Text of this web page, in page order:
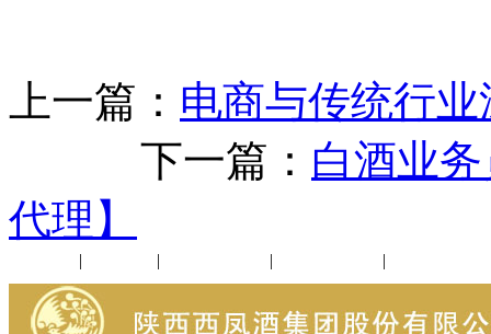
上一篇： 电商与传统行
下一篇： 白酒业
代理】
| | | |